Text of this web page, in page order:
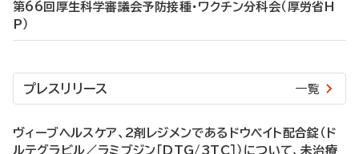
第66回厚生科学審議会予防接種・ワクチン分科会（厚労省H
P）
プレスリリース 一覧
ヴィーブヘルスケア、2剤レジメンであるドウベイト配合錠（ド
ルテグラビル／ラミブジン［DTG/3TC］）について、未治療